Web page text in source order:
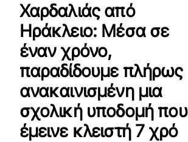
Χαρδαλιάς από
Ηράκλειο: Μέσα σε
έναν χρόνο,
παραδίδουμε πλήρως
ανακαινισμένη μια
σχολική υποδομή που
έμεινε κλειστή 7 χρό